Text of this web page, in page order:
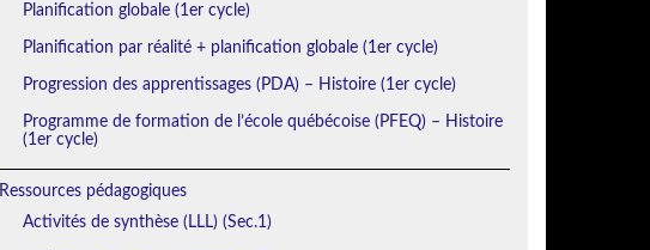
Planification globale (1er cycle)
Planification par réalité + planification globale (1er cycle)
Progression des apprentissages (PDA) – Histoire (1er cycle)
Programme de formation de l’école québécoise (PFEQ) – Histoire
(1er cycle)
Ressources pédagogiques
Activités de synthèse (LLL) (Sec.1)